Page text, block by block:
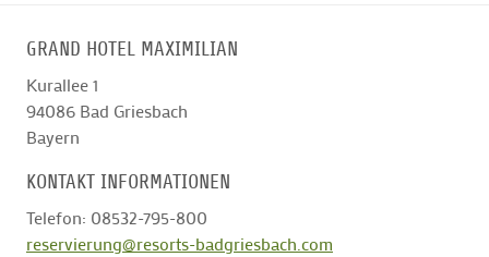
GRAND HOTEL MAXIMILIAN
Kurallee 1
94086 Bad Griesbach
Bayern
KONTAKT INFORMATIONEN
Telefon: 08532-795-800
reservierung@resorts-badgriesbach.com